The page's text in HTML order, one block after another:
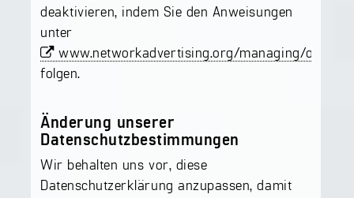
deaktivieren, indem Sie den Anweisungen
unter
www.networkadvertising.org/managing/
folgen.
Änderung unserer
Datenschutzbestimmungen
Wir behalten uns vor, diese
Datenschutzerklärung anzupassen, damit